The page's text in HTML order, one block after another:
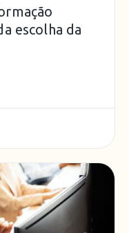
escolha da